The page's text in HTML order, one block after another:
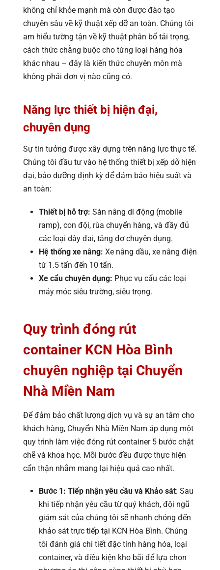
không chỉ khỏe mạnh mà còn được đào tạo
chuyên sâu về kỹ thuật xếp dỡ an toàn. Chúng tôi
am hiểu tường tận về kỹ thuật phân bổ tải trọng,
cách thức chằng buộc cho từng loại hàng hóa
khác nhau – đây là kiến thức chuyên môn mà
không phải đơn vị nào cũng có.
Năng lực thiết bị hiện đại,
chuyên dụng
Sự tin tưởng được xây dựng trên năng lực thực tế.
Chúng tôi đầu tư vào hệ thống thiết bị xếp dỡ hiện
đại, bảo dưỡng định kỳ để đảm bảo hiệu suất và
an toàn:
Thiết bị hỗ trợ: Sàn nâng di động (mobile
ramp), con đội, rùa chuyển hàng, và đầy đủ
các loại dây đai, tăng đơ chuyên dụng.
Hệ thống xe nâng: Xe nâng dầu, xe nâng điện
từ 1.5 tấn đến 10 tấn.
Xe cẩu chuyên dụng: Phục vụ cẩu các loại
máy móc siêu trường, siêu trọng.
Quy trình đóng rút
container KCN Hòa Bình
chuyên nghiệp tại Chuyển
Nhà Miền Nam
Để đảm bảo chất lượng dịch vụ và sự an tâm cho
khách hàng, Chuyển Nhà Miền Nam áp dụng một
quy trình làm việc đóng rút container 5 bước chặt
chẽ và khoa học. Mỗi bước đều được thực hiện
cẩn thận nhằm mang lại hiệu quả cao nhất.
Bước 1: Tiếp nhận yêu cầu và Khảo sát: Sau
khi tiếp nhận yêu cầu từ quý khách, đội ngũ
giám sát của chúng tôi sẽ nhanh chóng đến
khảo sát trực tiếp tại KCN Hòa Bình. Chúng
tôi đánh giá chi tiết đặc tính hàng hóa, loại
container, và điều kiện kho bãi để lựa chọn